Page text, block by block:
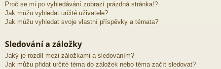
Proč se mi po vyhledávání zobrazí prázdná stránka!?
Jak můžu vyhledat určité uživatele?
Jak můžu vyhledat svoje vlastní příspěvky a témata?
Sledování a záložky
Jaký je rozdíl mezi záložkami a sledováním?
Jak můžu přidat určité téma do záložek nebo téma začít sledovat?